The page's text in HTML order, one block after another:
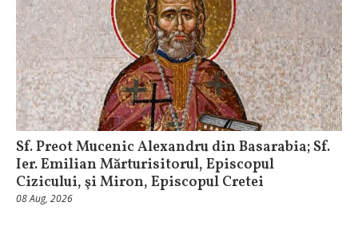
Sf. Preot Mucenic Alexandru din Basarabia; Sf.
Ier. Emilian Mărturisitorul, Episcopul
Cizicului, şi Miron, Episcopul Cretei
08 Aug, 2026